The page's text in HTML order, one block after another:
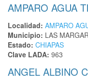
AMPARO AGUA
Localidad: AMPARO
Municipio: LAS
Estado: CHIAPAS
Clave LADA: 963
ANGEL ALBINO